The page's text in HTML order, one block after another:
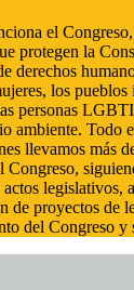
el
protegen la
derechos
los pueblos
personas
ambiente. Todo
llevamos más
Congreso,
legislativos,
de proyectos de
del Congreso y